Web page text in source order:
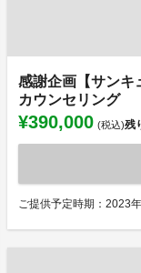
感謝企画【サンキ
カウンセリング
¥390,000 (税込)残
ご提供予定時期：2023